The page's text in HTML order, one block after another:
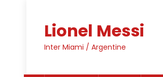
Lionel Messi
Inter Miami / Argentine